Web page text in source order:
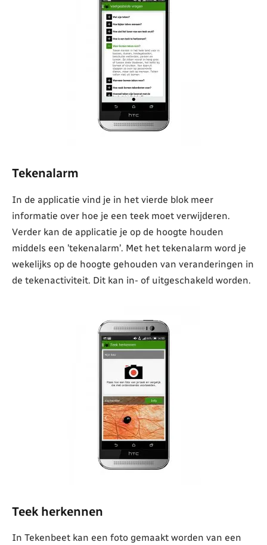
Tekenalarm
In de applicatie vind je in het vierde blok meer
informatie over hoe je een teek moet verwijderen.
Verder kan de applicatie je op de hoogte houden
middels een ’tekenalarm’. Met het tekenalarm word je
wekelijks op de hoogte gehouden van veranderingen in
de tekenactiviteit. Dit kan in- of uitgeschakeld worden.
Teek herkennen
In Tekenbeet kan een foto gemaakt worden van een